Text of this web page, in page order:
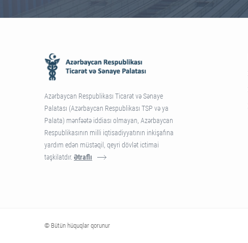
Azərbaycan Respublikası Ticarət və Sənaye
Palatası (Azərbaycan Respublikası TSP və ya
Palata) mənfəətə iddiası olmayan, Azərbaycan
Respublikasının milli iqtisadiyyatının inkişafına
yardım edən müstəqil, qeyri dövlət ictimai
təşkilatdır. Ətraflı
© Bütün hüquqlar qorunur